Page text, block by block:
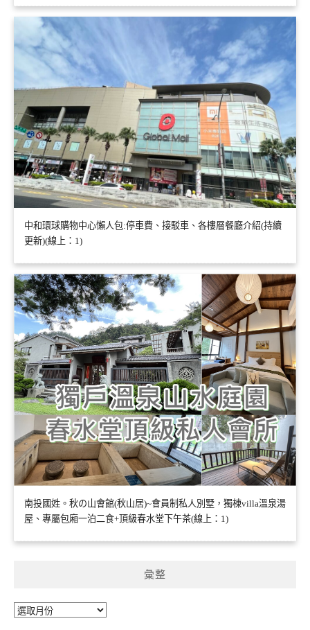
中和環球購物中心懶人包:停車費、接駁車、各樓層餐廳介紹(持續
更新)(線上：1)
南投國姓。秋の山會館(秋山居)~會員制私人別墅，獨棟villa溫泉湯
屋、專屬包廂一泊二食+頂級春水堂下午茶(線上：1)
彙整
彙